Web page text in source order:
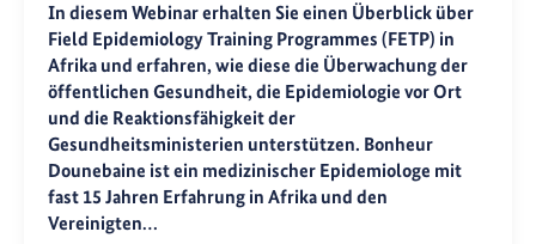
In diesem Webinar erhalten Sie einen Überblick über
Field Epidemiology Training Programmes (FETP) in
Afrika und erfahren, wie diese die Überwachung der
öffentlichen Gesundheit, die Epidemiologie vor Ort
und die Reaktionsfähigkeit der
Gesundheitsministerien unterstützen. Bonheur
Dounebaine ist ein medizinischer Epidemiologe mit
fast 15 Jahren Erfahrung in Afrika und den
Vereinigten…